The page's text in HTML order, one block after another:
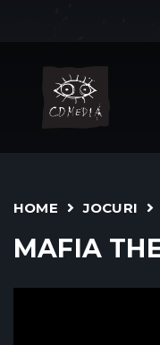
HOME JOCURI
MAFIA